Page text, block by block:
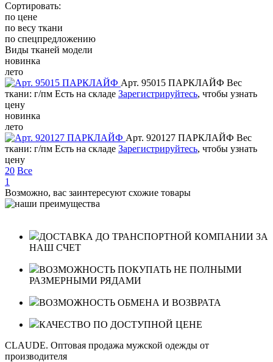
Сортировать:
по цене
по весу ткани
по спецпредложению
Виды тканей модели
новинка
лето
Арт. 95015 ПАРКЛАЙФ Вес
ткани: г/пм Есть на складе Зарегистрируйтесь, чтобы узнать
цену
новинка
лето
Арт. 920127 ПАРКЛАЙФ Вес
ткани: г/пм Есть на складе Зарегистрируйтесь, чтобы узнать
цену
20 Все
1
Возможно, вас заинтересуют схожие товары
ДОСТАВКА ДО ТРАНСПОРТНОЙ КОМПАНИИ ЗА
НАШ СЧЕТ
ВОЗМОЖНОСТЬ ПОКУПАТЬ НЕ ПОЛНЫМИ
РАЗМЕРНЫМИ РЯДАМИ
ВОЗМОЖНОСТЬ ОБМЕНА И ВОЗВРАТА
КАЧЕСТВО ПО ДОСТУПНОЙ ЦЕНЕ
CLAUDE. Оптовая продажа мужской одежды от
производителя